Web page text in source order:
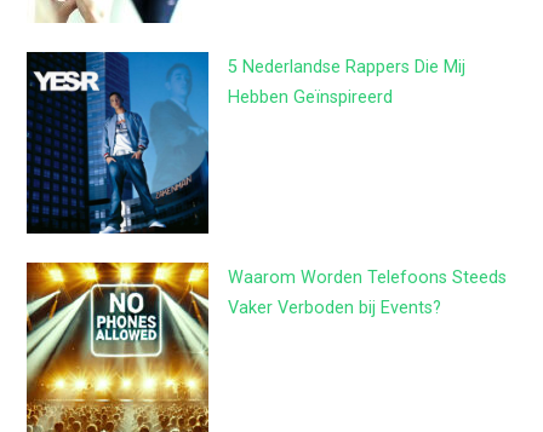
5 Nederlandse Rappers Die Mij
Hebben Geïnspireerd
Waarom Worden Telefoons Steeds
Vaker Verboden bij Events?